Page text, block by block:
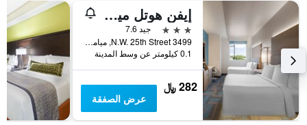
إيفن هوتل ميامي - أيربورت بي آيتش جي
3 نجوم
جيد 7.6
3499 N.W. 25th Street, ميامي, FL, الولايات المتحدة الأميريكية
0.1 كيلومتر عن وسط المدينة
282 ﷼
عرض الصفقة